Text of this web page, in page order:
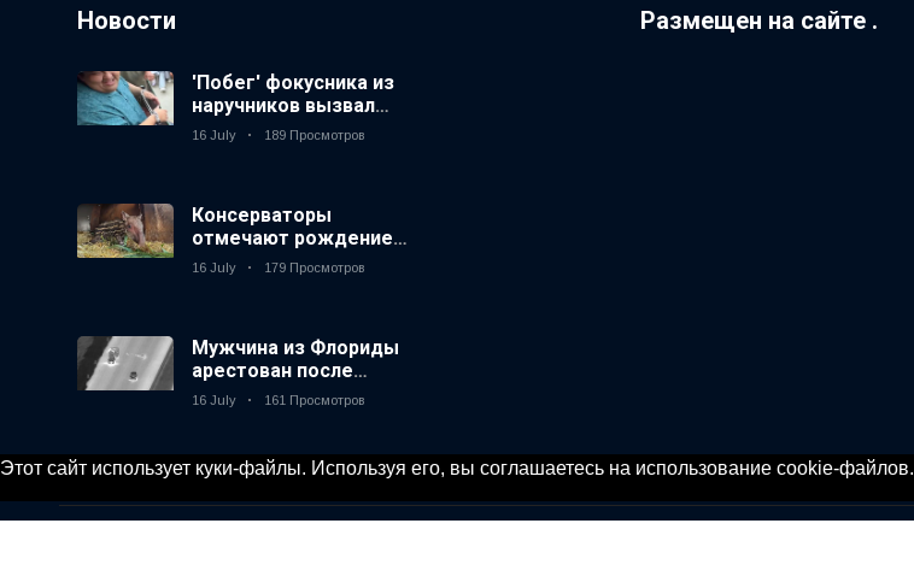
Этот сайт использует куки-файлы. Используя его, вы соглашаетесь на использование cookie-файлов.
Новости
'Побег' фокусника из
наручников вызвал
смех у аудитории
16 July 189 Просмотров
Консерваторы
отмечают рождение
первого низкогорного
16 July 179 Просмотров
Мужчина из Флориды
арестован после
запуска фейерверков
16 July 161 Просмотров
Размещен на сайте .